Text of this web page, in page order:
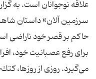
علاقه نوجوانان است. به
سرزمین آلان» داستان
حاكم بر قصر خود ناراضی
برای رفع عصبانیت خود،
می‌گیرد. روزی از روزها،